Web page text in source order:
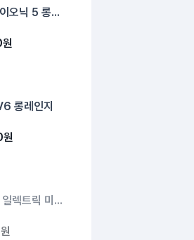
오닉 5 롱레인지
원
롱레인지
원
렉트릭 미니 쿠퍼
원